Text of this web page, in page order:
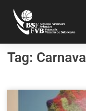
Tag: